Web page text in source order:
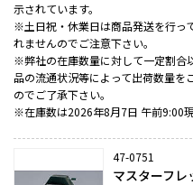
示されています。
※土日祝・休業日は商品発送を行っ
れませんのでご注意下さい。
※弊社の在庫数量に対して一定割合
品の流通状況等によって出荷数量を
のでご了承下さい。
※在庫数は2026年8月7日 午前9:00現
47-0751
マスターフレ